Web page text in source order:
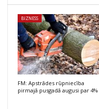
BIZNESS
FM: Apstrādes rūpniecība
pirmajā pusgadā augusi par 4%